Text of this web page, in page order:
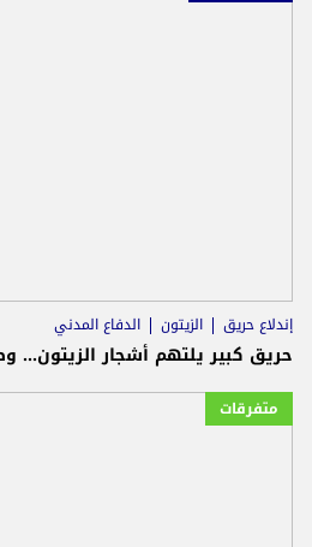
إندلاع حريق الزيتون الدفاع المدني
حريق كبير يلتهم أشجار الزيتون...
متفرقات